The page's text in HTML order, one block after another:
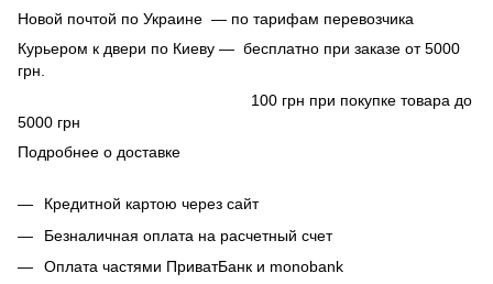
Новой почтой по Украине — по тарифам перевозчика
Курьером к двери по Киеву — бесплатно при заказе от 5000
грн.
100 грн при покупке товара до
5000 грн
Подробнее о доставке
Кредитной картою через сайт
Безналичная оплата на расчетный счет
Оплата частями ПриватБанк и monobank